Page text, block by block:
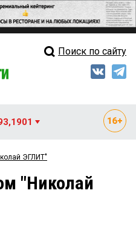
Свежий выпуск
Мнения
Рейтинги
Поиск по сайту
ЭГЛИТ"
"Николай